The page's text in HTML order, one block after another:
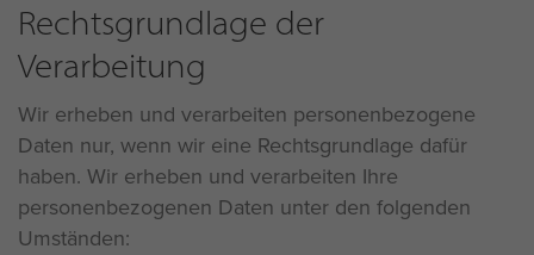
Rechtsgrundlage der
Verarbeitung
Wir erheben und verarbeiten personenbezogene
Daten nur, wenn wir eine Rechtsgrundlage dafür
haben. Wir erheben und verarbeiten Ihre
personenbezogenen Daten unter den folgenden
Umständen: